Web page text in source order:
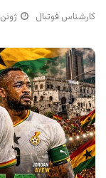
کارشناس فوتبال ژوئن 11, 2026